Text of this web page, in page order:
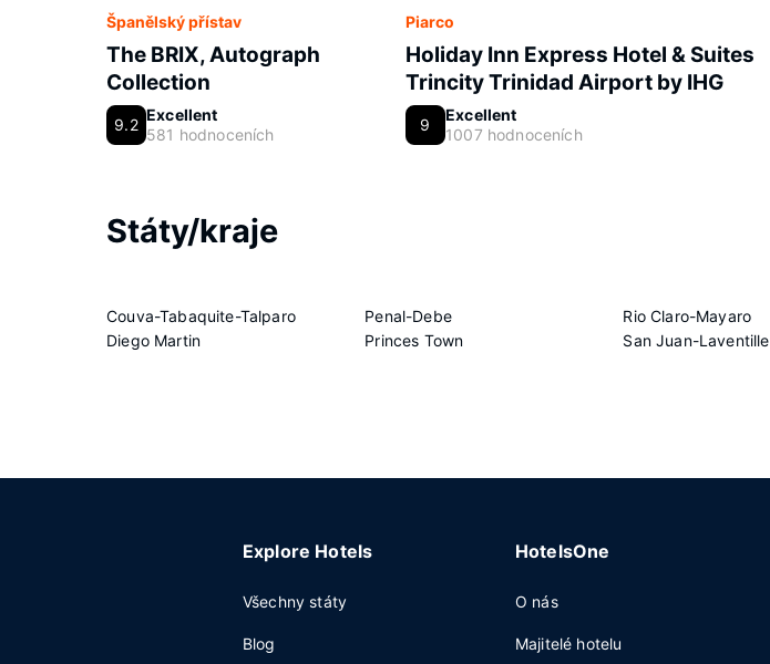
Španělský přístav
The BRIX, Autograph
Collection
9.2
Excellent
581 hodnoceních
Piarco
Holiday Inn Express Hotel & Suites
Trincity Trinidad Airport by IHG
9
Excellent
1007 hodnoceních
Státy/kraje
Couva-Tabaquite-Talparo
Diego Martin
Penal-Debe
Princes Town
Rio Claro-Mayaro
San Juan-Laventille
Explore Hotels
Všechny státy
Blog
HotelsOne
O nás
Majitelé hotelu